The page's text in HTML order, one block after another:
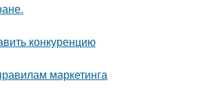
конкуренцию
маркетинга